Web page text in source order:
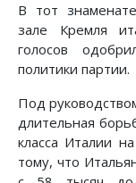
В тот
зале Кремля
голосов
политики партии.
Под
длительная
класса Италии
тому, что